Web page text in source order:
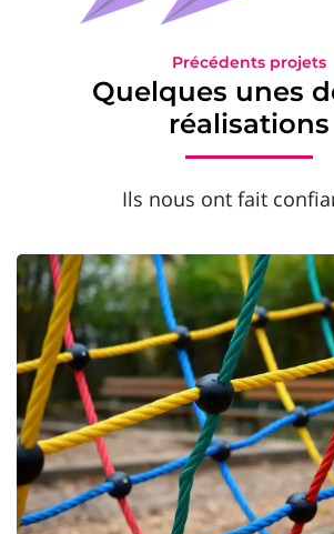
Précédents projets
Quelques unes
réalisations
Ils nous ont fait